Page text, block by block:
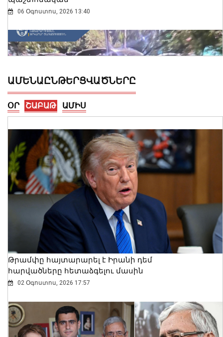
06 Օգոստոս, 2026 13:40
Երևանում ծառեր են կոտրվել և ընկել
ավտոմեքենաների վրա
06 Օգոստոս, 2026 13:23
ԱՄԵՆԱԸՆԹԵՐՑՎԱԾՆԵՐԸ
ՕՐ ՇԱԲԱԹ ԱՄԻՍ
Թրամփը հայտարարել է Իրանի դեմ
հարվածները հետաձգելու մասին
02 Օգոստոս, 2026 17:57